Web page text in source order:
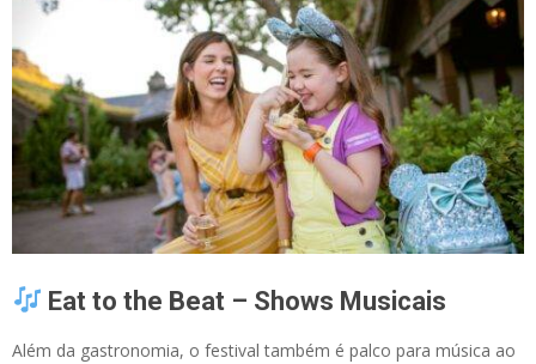
Eat to the Beat – Shows Musicais
Além da gastronomia, o festival também é palco para música ao